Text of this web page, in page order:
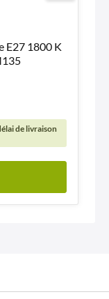
E27 1800 K
de livraison